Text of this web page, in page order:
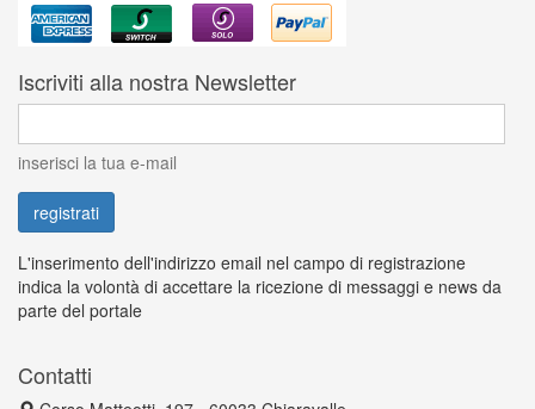
Iscriviti alla nostra Newsletter
inserisci la tua e-mail
L'inserimento dell'indirizzo email nel campo di registrazione
indica la volontà di accettare la ricezione di messaggi e news da
parte del portale
Contatti